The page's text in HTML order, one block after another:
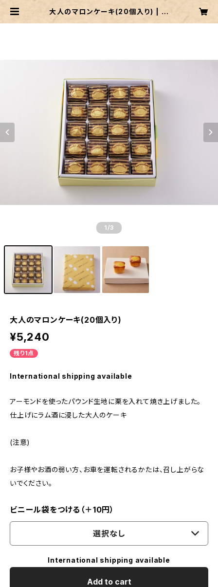
大人のマロンケーキ(20個入り) | ベ
1 /3
大人のマロンケーキ(20個入り)
¥5,240
残り1点
International shipping available
アーモンドを使ったパウンド生地に栗を入れて焼き上げました。
仕上げにラム酒に浸した大人のケーキ
(注意)
お子様やお酒の弱い方、お車を運転されるかたは、召し上がらな
いでください。
ビニール袋をつける（＋10円）
選択なし
International shipping available
Add to cart